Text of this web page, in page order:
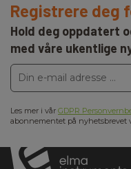
Registrere deg
Hold deg oppdatert
med våre ukentlige
Les mer i vår GDPR
abonnementet på nyhetsbrevet